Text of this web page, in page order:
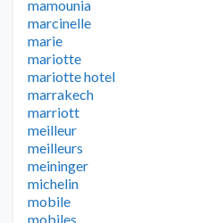
mamounia
marcinelle
marie
mariotte
mariotte hotel
marrakech
marriott
meilleur
meilleurs
meininger
michelin
mobile
mobiles